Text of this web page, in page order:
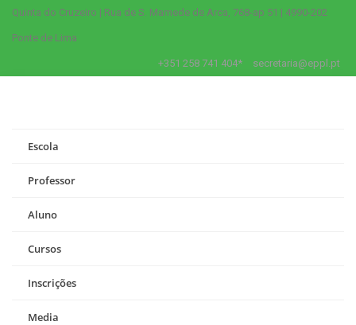
Quinta do Cruzeiro | Rua de S. Mamede de Arca, 768-ap 51 | 4990-202
Ponte de Lima
+351 258 741 404* secretaria@eppl.pt
Escola
Professor
Aluno
Cursos
Inscrições
Media